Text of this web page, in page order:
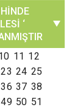
‘
11 12
23 24 25
36 37 38
49 50 51